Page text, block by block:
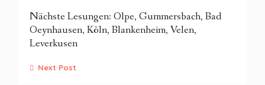
Nächste Lesungen: Olpe, Gummersbach, Bad
Oeynhausen, Köln, Blankenheim, Velen,
Leverkusen
Next Post